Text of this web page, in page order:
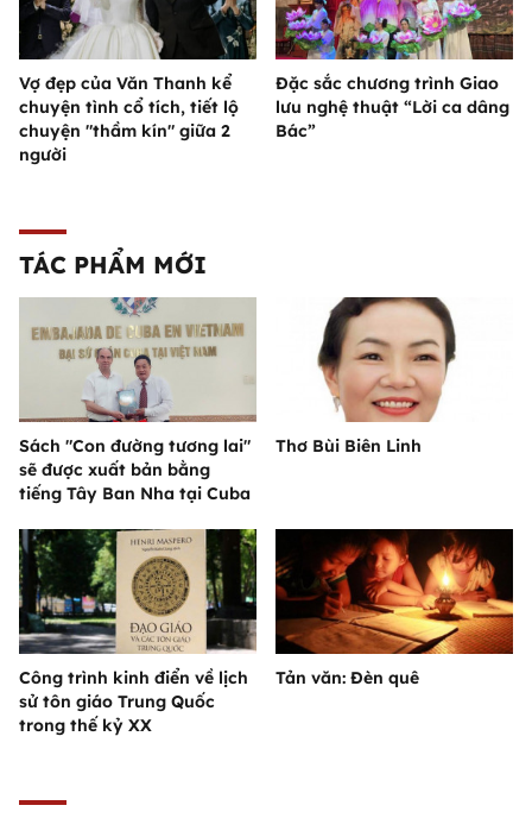
Vợ đẹp của Văn Thanh kể
chuyện tình cổ tích, tiết lộ
chuyện "thầm kín" giữa 2
người
Đặc sắc chương trình Giao
lưu nghệ thuật “Lời ca dâng
Bác”
TÁC PHẨM MỚI
Sách "Con đường tương lai"
sẽ được xuất bản bằng
tiếng Tây Ban Nha tại Cuba
Thơ Bùi Biên Linh
Công trình kinh điển về lịch
sử tôn giáo Trung Quốc
trong thế kỷ XX
Tản văn: Đèn quê